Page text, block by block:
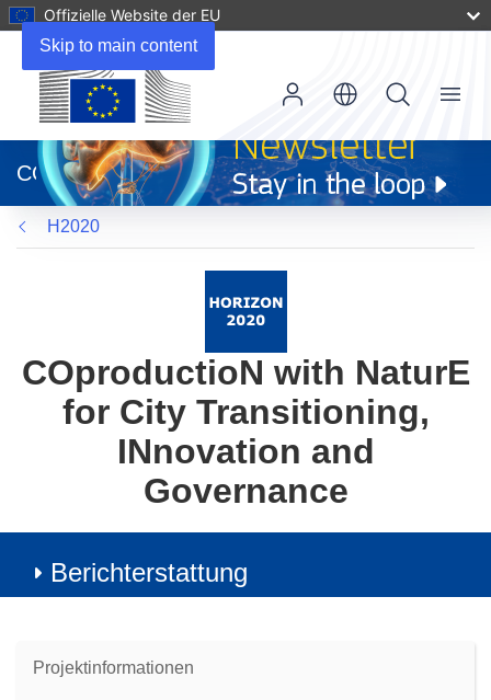
Skip to main content
Offizielle Website der EU
neuem
Fenster)
CORDIS
Menu
H2020
COproductioN with NaturE
for City Transitioning,
INnovation and
Governance
Berichterstattung
Projektinformationen